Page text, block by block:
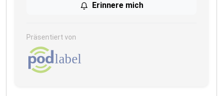
Erinnere mich
Präsentiert von